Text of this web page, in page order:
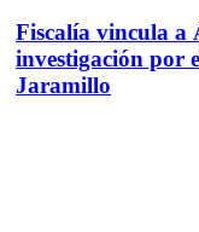
Fiscalía vincula a
investigación por
Jaramillo